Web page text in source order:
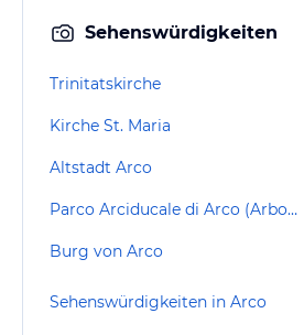
Sehenswürdigkeiten
Trinitatskirche
Kirche St. Maria
Altstadt Arco
Parco Arciducale di Arco (Arboretum)
Burg von Arco
Sehenswürdigkeiten in Arco